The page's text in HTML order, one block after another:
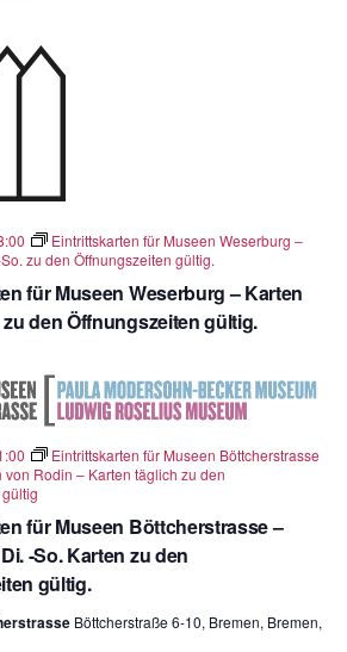
für Museen Weserburg – Karten
zu den Öffnungszeiten gültig.
Eintrittskarten für Museen Weserburg –
zu den Öffnungszeiten gültig.
für Museen Böttcherstrasse –
-So. Karten zu den
gültig.
Eintrittskarten für Museen Böttcherstrasse
von Rodin – Karten täglich zu den
Böttcherstraße 6-10, Bremen, Bremen,